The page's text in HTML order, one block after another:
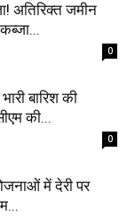
अतिरिक्त जमीन
0
बारिश की
की...
0
में देरी पर